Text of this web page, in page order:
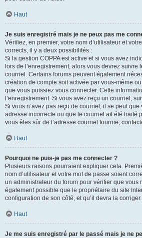
Haut
Je suis enregistré mais je ne peux pas me
Vérifiez, en premier, votre nom d’utilisateur et
corrects, il y a deux possibilités :
Si la gestion COPPA est active et si vous avez
lors de l’enregistrement, alors vous devrez suivre
courriel. Certains forums peuvent également
création de compte soit activée par vous-même
que vous puissiez vous connecter. Cette
l’enregistrement. Si vous avez reçu un courriel,
Si vous n’avez pas reçu de courriel, il se peut
adresse incorrecte ou que le courriel ait été traité
vous êtes sûr de l’adresse courriel fournie,
Haut
Pourquoi ne puis-je pas me connecter ?
Plusieurs raisons pourraient expliquer cela.
nom d’utilisateur et votre mot de passe soient
un administrateur du forum pour vérifier que vous
également possible que le propriétaire du site
configuration de son côté, et qu’il devra la corriger.
Haut
Je me suis enregistré par le passé mais je ne